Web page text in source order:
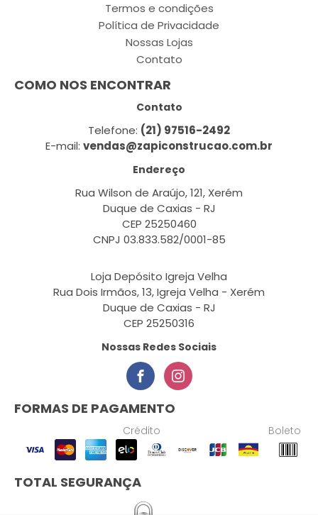
Termos e condições
Política de Privacidade
Nossas Lojas
Contato
COMO NOS ENCONTRAR
Contato
Telefone: (21) 97516-2492
E-mail: vendas@zapiconstrucao.com.br
Endereço
Rua Wilson de Araújo, 121, Xerém
Duque de Caxias - RJ
CEP 25250460
CNPJ 03.833.582/0001-85
Loja Depósito Igreja Velha
Rua Dois Irmãos, 13, Igreja Velha - Xerém
Duque de Caxias - RJ
CEP 25250316
Nossas Redes Sociais
FORMAS DE PAGAMENTO
Crédito Boleto
TOTAL SEGURANÇA